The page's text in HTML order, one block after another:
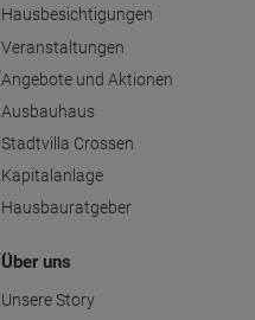
Hausbesichtigungen
Veranstaltungen
Angebote und Aktionen
Ausbauhaus
Stadtvilla Crossen
Kapitalanlage
Hausbauratgeber
Über uns
Unsere Story